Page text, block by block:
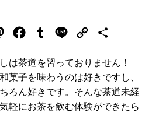
MastodonFacebook
Tumblr Line
Copy
は茶道を習っておりません！
菓子を味わうのは好きですし、
ろん好きです。そんな茶道未経
軽にお茶を飲む体験ができたら